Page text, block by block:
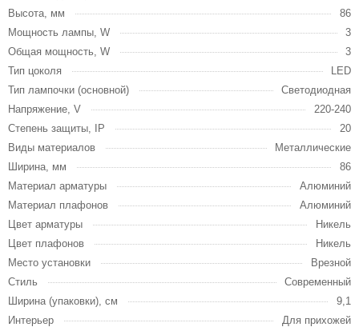
Высота, мм
86
Мощность лампы, W
3
Общая мощность, W
3
Тип цоколя
LED
Тип лампочки (основной)
Светодиодная
Напряжение, V
220-240
Степень защиты, IP
20
Виды материалов
Металлические
Ширина, мм
86
Материал арматуры
Алюминий
Материал плафонов
Алюминий
Цвет арматуры
Никель
Цвет плафонов
Никель
Место установки
Врезной
Стиль
Современный
Ширина (упаковки), см
9,1
Интерьер
Для прихожей